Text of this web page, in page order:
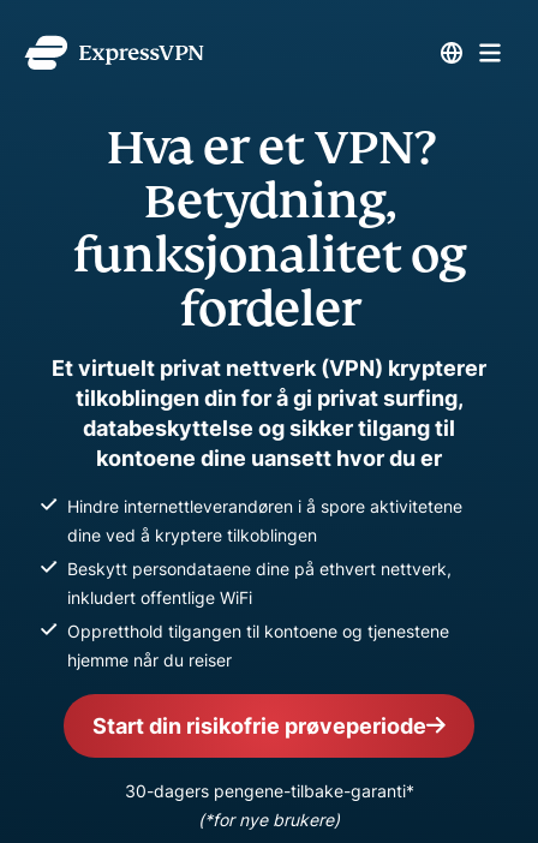
Hva er et VPN?
Betydning,
funksjonalitet og
fordeler
Et virtuelt privat nettverk (VPN) krypterer
tilkoblingen din for å gi privat surfing,
databeskyttelse og sikker tilgang til
kontoene dine uansett hvor du er
Hindre internettleverandøren i å spore aktivitetene
dine ved å kryptere tilkoblingen
Beskytt persondataene dine på ethvert nettverk,
inkludert offentlige WiFi
Oppretthold tilgangen til kontoene og tjenestene
hjemme når du reiser
Start din risikofrie prøveperiode
30-dagers pengene-tilbake-garanti*
(*for nye brukere)